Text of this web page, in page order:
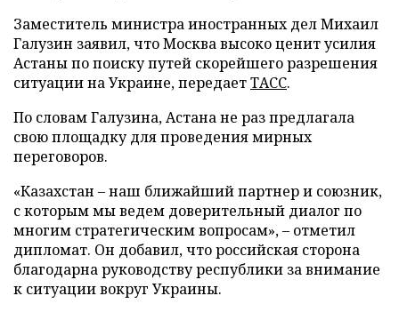
Заместитель министра иностранных дел Михаил
Галузин заявил, что Москва высоко ценит усилия
Астаны по поиску путей скорейшего разрешения
ситуации на Украине, передаетТАСС.
По словам Галузина, Астана не раз предлагала
свою площадку для проведения мирных
переговоров.
«Казахстан – наш ближайший партнер и союзник,
с которым мы ведем доверительный диалог по
многим стратегическим вопросам», – отметил
дипломат. Он добавил, что российская сторона
благодарна руководству республики за внимание
к ситуации вокруг Украины.